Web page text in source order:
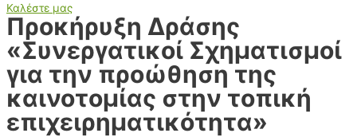
Καλέστε μας
Προκήρυξη Δράσης
«Συνεργατικοί Σχηματισμοί
για την προώθηση της
καινοτομίας στην τοπική
επιχειρηματικότητα»